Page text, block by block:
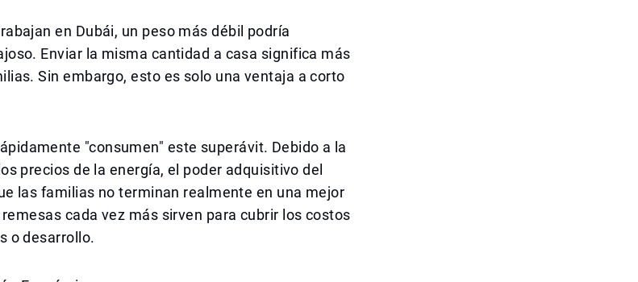
en Dubái, un peso más débil podría
Enviar la misma cantidad a casa significa más
Sin embargo, esto es solo una ventaja a corto
"consumen" este superávit. Debido a la
precios de la energía, el poder adquisitivo del
las familias no terminan realmente en una mejor
cada vez más sirven para cubrir los costos
o desarrollo.